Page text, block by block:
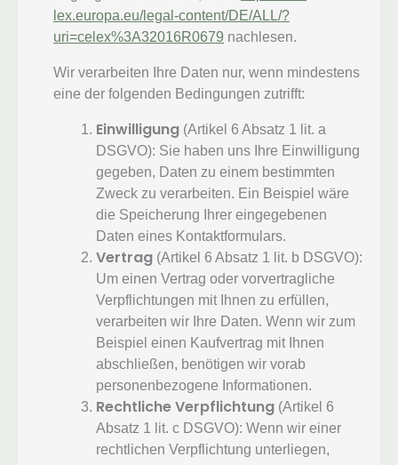
lex.europa.eu/legal-content/DE/ALL/?
uri=celex%3A32016R0679 nachlesen.
Wir verarbeiten Ihre Daten nur, wenn mindestens
eine der folgenden Bedingungen zutrifft:
Einwilligung (Artikel 6 Absatz 1 lit. a
DSGVO): Sie haben uns Ihre Einwilligung
gegeben, Daten zu einem bestimmten
Zweck zu verarbeiten. Ein Beispiel wäre
die Speicherung Ihrer eingegebenen
Daten eines Kontaktformulars.
Vertrag (Artikel 6 Absatz 1 lit. b DSGVO):
Um einen Vertrag oder vorvertragliche
Verpflichtungen mit Ihnen zu erfüllen,
verarbeiten wir Ihre Daten. Wenn wir zum
Beispiel einen Kaufvertrag mit Ihnen
abschließen, benötigen wir vorab
personenbezogene Informationen.
Rechtliche Verpflichtung (Artikel 6
Absatz 1 lit. c DSGVO): Wenn wir einer
rechtlichen Verpflichtung unterliegen,